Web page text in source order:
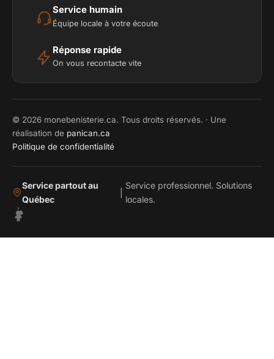
Service humain
Équipe locale à votre écoute
Réponse rapide
On vous recontacte vite
© 2026 monebenisterie.ca. Tous droits réservés. · Une
réalisation de panican.ca
Politique de confidentialité
Service partout au
Québec
Service professionnel. Solutions
locales.